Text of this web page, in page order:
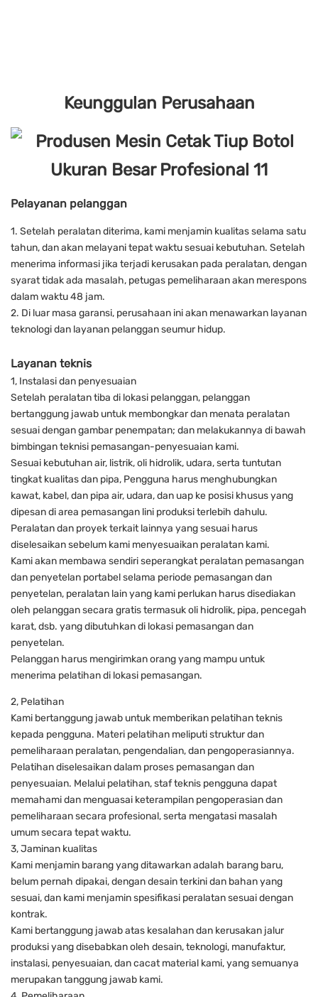
Keunggulan Perusahaan
Pelayanan pelanggan
1. Setelah peralatan diterima, kami menjamin kualitas selama satu
tahun, dan akan melayani tepat waktu sesuai kebutuhan. Setelah
menerima informasi jika terjadi kerusakan pada peralatan, dengan
syarat tidak ada masalah, petugas pemeliharaan akan merespons
dalam waktu 48 jam.
2. Di luar masa garansi, perusahaan ini akan menawarkan layanan
teknologi dan layanan pelanggan seumur hidup.
Layanan teknis
1, Instalasi dan penyesuaian
Setelah peralatan tiba di lokasi pelanggan, pelanggan
bertanggung jawab untuk membongkar dan menata peralatan
sesuai dengan gambar penempatan; dan melakukannya di bawah
bimbingan teknisi pemasangan-penyesuaian kami.
Sesuai kebutuhan air, listrik, oli hidrolik, udara, serta tuntutan
tingkat kualitas dan pipa, Pengguna harus menghubungkan
kawat, kabel, dan pipa air, udara, dan uap ke posisi khusus yang
dipesan di area pemasangan lini produksi terlebih dahulu.
Peralatan dan proyek terkait lainnya yang sesuai harus
diselesaikan sebelum kami menyesuaikan peralatan kami.
Kami akan membawa sendiri seperangkat peralatan pemasangan
dan penyetelan portabel selama periode pemasangan dan
penyetelan, peralatan lain yang kami perlukan harus disediakan
oleh pelanggan secara gratis termasuk oli hidrolik, pipa, pencegah
karat, dsb. yang dibutuhkan di lokasi pemasangan dan
penyetelan.
Pelanggan harus mengirimkan orang yang mampu untuk
menerima pelatihan di lokasi pemasangan.
2, Pelatihan
Kami bertanggung jawab untuk memberikan pelatihan teknis
kepada pengguna. Materi pelatihan meliputi struktur dan
pemeliharaan peralatan, pengendalian, dan pengoperasiannya.
Pelatihan diselesaikan dalam proses pemasangan dan
penyesuaian. Melalui pelatihan, staf teknis pengguna dapat
memahami dan menguasai keterampilan pengoperasian dan
pemeliharaan secara profesional, serta mengatasi masalah
umum secara tepat waktu.
3, Jaminan kualitas
Kami menjamin barang yang ditawarkan adalah barang baru,
belum pernah dipakai, dengan desain terkini dan bahan yang
sesuai, dan kami menjamin spesifikasi peralatan sesuai dengan
kontrak.
Kami bertanggung jawab atas kesalahan dan kerusakan jalur
produksi yang disebabkan oleh desain, teknologi, manufaktur,
instalasi, penyesuaian, dan cacat material kami, yang semuanya
merupakan tanggung jawab kami.